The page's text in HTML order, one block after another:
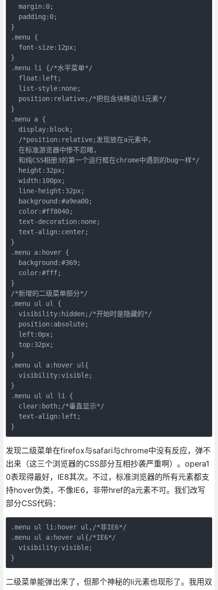
  margin:0;
  padding:0;
}
.menu {
  font-size:12px;
}
.menu li {/*水平菜单*/
  float:left;
  list-style:none;
  position:relative;/*把包含块移动li元素*/
}
.menu a {
  display:block;
  /*position:relative;发现放在a元素中，
  在标准游览器中惨不忍睹，
  和纯CSS相册3的第一个运行框在chrome中遇到的bug一样*/
  height:32px;
  width:100px;
  line-height:32px;
  background:#a9ea00;
  color:#ff8040;
  text-decoration:none;
  text-align:center;
}
.menu a:hover {
  background:#369;
  color:#fff;
}
/*新增的二级菜单部分*/
.menu ul ul {
  visibility:hidden;/*开始时是隐藏的*/
  position:absolute;
  left:0px;
  top:32px;
}
.menu ul a:hover ul{
  visibility:visible;
}
.menu ul ul li {
  clear:both;/*垂直显示*/
  text-align:left;
发现二级菜单在firefox与safari与chrome中没有反应，弹不
出来（这三个浏览器的CSS部分互相抄袭严重啊）。opera1
0表现得最好，IE8其次。不过，标准浏览器的所有元素都支
持hover伪类，不像IE6，非带href的a元素不可。我们改写
部分CSS代码：
.menu ul li:hover ul,/*非IE6*/
.menu ul a:hover ul{/*IE6*/
  visibility:visible;
二级菜单能弹出来了，但那个神秘的li元素也现形了。我用双